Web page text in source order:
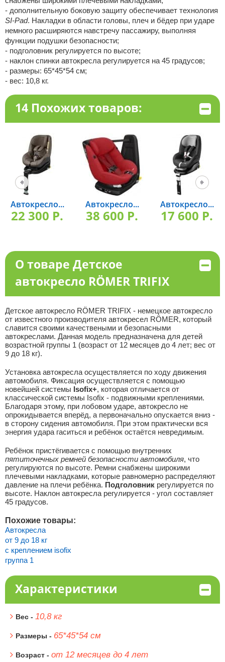
- дополнительную боковую защиту обеспечивает технология
SI-Pad. Накладки в области головы, плеч и бёдер при ударе
немного расширяются навстречу пассажиру, выполняя
функции подушки безопасности;
- подголовник регулируется по высоте;
- наклон спинки автокресла регулируется на 45 градусов;
- размеры: 65*45*54 см;
- вес: 10,8 кг.
14 Похожих товаров:
Автокресло...
22 300 P.
Автокресло...
38 600 P.
Автокресло...
17 600 P.
О товаре Детское
автокресло RÖMER TRIFIX
Детское автокресло RÖMER TRIFIX - немецкое автокресло
от известного производителя автокресел RÖMER, который
славится своими качествеными и безопасными
автокреслами. Данная модель предназначена для детей
возрастной группы 1 (возраст от 12 месяцев до 4 лет; вес от
9 до 18 кг).
Установка автокресла осуществляется по ходу движения
автомобиля. Фиксация осуществляется с помощью
новейшей системы Isofix+, которая отличается от
классической системы Isofix - подвижными креплениями.
Благодаря этому, при лобовом ударе, автокресло не
опрокидывается вперёд, а первоначально опускается вниз -
в сторону сидения автомобиля. При этом практически вся
энергия удара гаситься и ребёнок остаётся невредимым.
Ребёнок пристёгивается с помощью внутренних
пятиточечных ремней безопасности автомобиля, что
регулируются по высоте. Ремни снабжены широкими
плечевыми накладками, которые равномерно распределяют
давление на плечи ребёнка. Подголовникрегулируется по
высоте. Наклон автокресла регулируется - угол составляет
45 градусов.
Похожие товары:
Автокресла
от 9 до 18 кг
с креплением isofix
группа 1
Характеристики
Вес - 10,8 кг
Размеры - 65*45*54 см
Возраст - от 12 месяцев до 4 лет